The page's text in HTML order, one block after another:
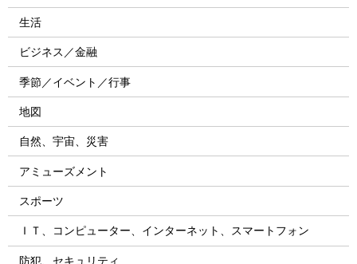
生活
ビジネス／金融
季節／イベント／行事
地図
自然、宇宙、災害
アミューズメント
スポーツ
ＩＴ、コンピューター、インターネット、スマートフォン
防犯、セキュリティ